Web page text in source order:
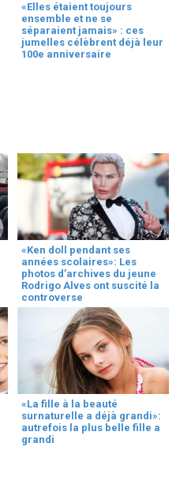
«Elles étaient toujours
ensemble et ne se
séparaient jamais» : ces
jumelles célèbrent déjà leur
100e anniversaire
«Ken doll pendant ses
années scolaires»: Les
photos d’archives du jeune
Rodrigo Alves ont suscité la
controverse
«La fille à la beauté
surnaturelle a déjà grandi»:
autrefois la plus belle fille a
grandi